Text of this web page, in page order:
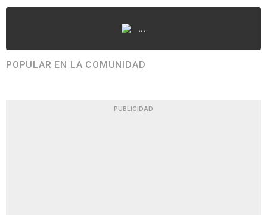
...
POPULAR EN LA COMUNIDAD
PUBLICIDAD